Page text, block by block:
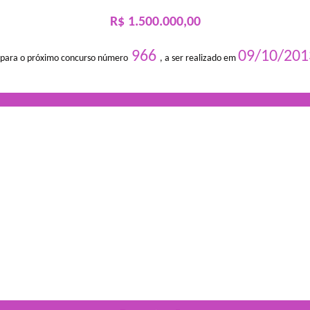
R$ 1.500.000,00
o próximo concurso número 966 , a ser realizado em 09/10/